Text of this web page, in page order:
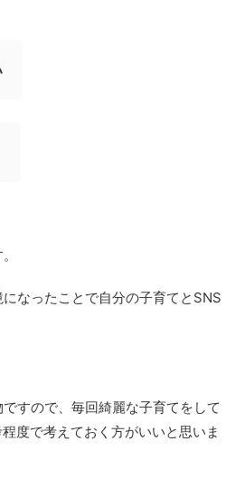
なったことで自分の子育てとSNS
すので、毎回綺麗な子育てをして
度で考えておく方がいいと思いま